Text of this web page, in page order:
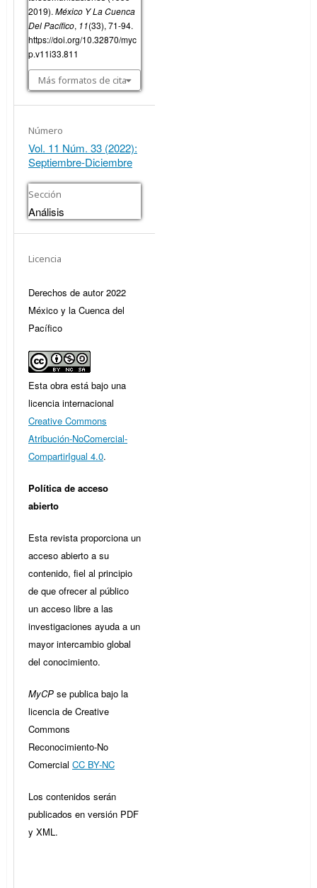
2019). México Y La Cuenca
Del Pacífico, 11(33), 71-94.
https://doi.org/10.32870/myc
p.v11i33.811
Más formatos de cita
Número
Vol. 11 Núm. 33 (2022):
Septiembre-Diciembre
Sección
Análisis
Licencia
Derechos de autor 2022
México y la Cuenca del
Pacífico
Esta obra está bajo una
licencia internacional
Creative Commons
Atribución-NoComercial-
CompartirIgual 4.0.
Política de acceso
abierto
Esta revista proporciona un
acceso abierto a su
contenido, fiel al principio
de que ofrecer al público
un acceso libre a las
investigaciones ayuda a un
mayor intercambio global
del conocimiento.
MyCP se publica bajo la
licencia de Creative
Commons
Reconocimiento-No
Comercial CC BY-NC
Los contenidos serán
publicados en versión PDF
y XML.